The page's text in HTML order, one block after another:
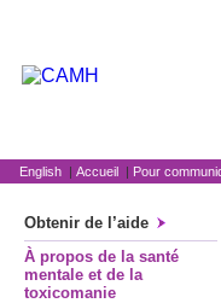
English | Accueil | Pour
Obtenir de l’aide
À propos de la santé
mentale et de la
toxicomanie